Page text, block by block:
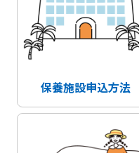
保養施設申込方法